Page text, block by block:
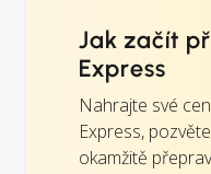
Jak začít
Express
Nahrajte své
Express,
okamžitě